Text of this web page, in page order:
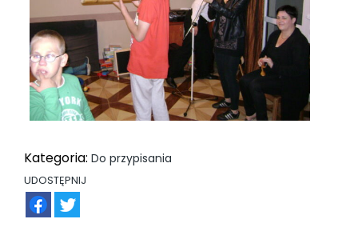
Kategoria: Do przypisania
UDOSTĘPNIJ